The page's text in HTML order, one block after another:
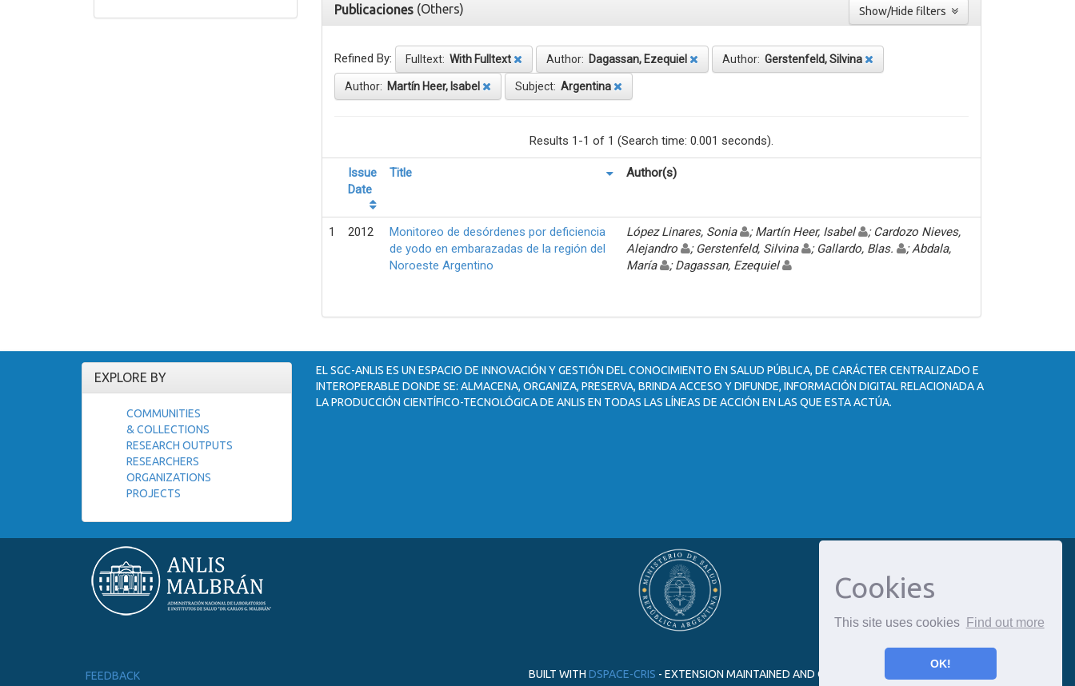
Cookies
This site uses cookies Find out more
OK!
Publicaciones (Others)
Refined By: Fulltext: With Fulltext Author: Dagassan, Ezequiel Author: Gerstenfeld, Silvina
Author: Martín Heer, Isabel Subject: Argentina
Results 1-1 of 1 (Search time: 0.001 seconds).
Issue
Date
Title Author(s)
1 2012
Monitoreo de desórdenes por deficiencia
de yodo en embarazadas de la región del
Noroeste Argentino
López Linares, Sonia ; Martín Heer, Isabel
; Cardozo Nieves,
Alejandro
; Gerstenfeld, Silvina ; Gallardo, Blas.
; Abdala,
María
; Dagassan, Ezequiel
EXPLORE BY
COMMUNITIES
& COLLECTIONS
RESEARCH OUTPUTS
RESEARCHERS
ORGANIZATIONS
PROJECTS
EL SGC-ANLIS ES UN ESPACIO DE INNOVACIÓN Y GESTIÓN DEL CONOCIMIENTO EN SALUD PÚBLICA, DE CARÁCTER CENTRALIZADO E
INTEROPERABLE DONDE SE: ALMACENA, ORGANIZA, PRESERVA, BRINDA ACCESO Y DIFUNDE, INFORMACIÓN DIGITAL RELACIONADA A
LA PRODUCCIÓN CIENTÍFICO-TECNOLÓGICA DE ANLIS EN TODAS LAS LÍNEAS DE ACCIÓN EN LAS QUE ESTA ACTÚA.
FEEDBACK BUILT WITH DSPACE-CRIS - EXTENSION MAINTAINED AND OPTIMIZED BY